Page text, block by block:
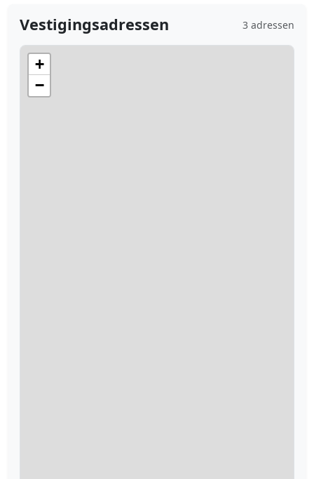
Vestigingsadressen 3 adressen
+
−